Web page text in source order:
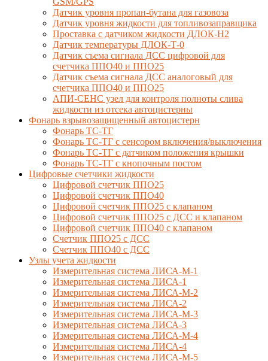
Датчик уровня пропан-бутана для газовоза
Датчик уровня жидкости для топливозаправщика
Проставка с датчиком жидкости ДЛОК-Н2
Датчик температуры ДЛОК-Т-0
Датчик съема сигнала ДСС цифровой для
счетчика ППО40 и ППО25
Датчик съема сигнала ДСС аналоговый для
счетчика ППО40 и ППО25
АПИ-СЕНС узел для контроля полноты слива
жидкости из отсека автоцистерны
Фонарь взрывозащищенный автоцистерн
Фонарь ТС-ТГ
Фонарь ТС-ТГ с сенсором включения/выключения
Фонарь ТС-ТГ с датчиком положения крышки
Фонарь ТС-ТГ с кнопочным постом
Цифровые счетчики жидкости
Цифровой счетчик ППО25
Цифровой счетчик ППО40
Цифровой счетчик ППО25 с клапаном
Цифровой счетчик ППО25 с ДСС и клапаном
Цифровой счетчик ППО40 с клапаном
Счетчик ППО25 с ДСС
Счетчик ППО40 с ДСС
Узлы учета жидкости
Измерительная система ЛИСА-М-1
Измерительная система ЛИСА-1
Измерительная система ЛИСА-М-2
Измерительная система ЛИСА-2
Измерительная система ЛИСА-М-3
Измерительная система ЛИСА-3
Измерительная система ЛИСА-М-4
Измерительная система ЛИСА-4
Измерительная система ЛИСА-М-5